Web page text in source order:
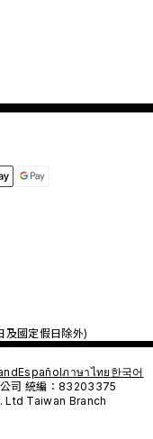
國定假日除外)
Españolภาษาไทย 한국어
公司 統編：83203375
Taiwan Branch